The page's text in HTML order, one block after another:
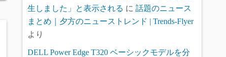
生しました」と表示される に 話題のニュース
まとめ｜夕方のニューストレンド | Trends-Flyer
より
DELL Power Edge T320 ベーシックモデルを分